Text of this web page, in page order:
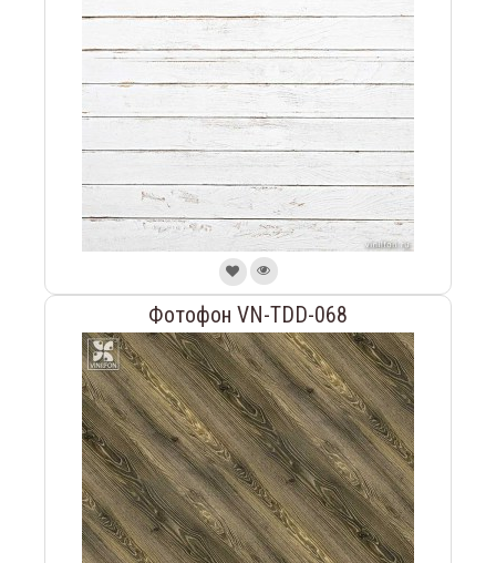
Фотофон VN-TDD-068